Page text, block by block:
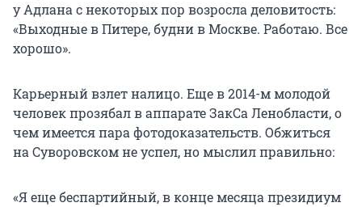
у Адлана с некоторых пор возросла деловитость:
«Выходные в Питере, будни в Москве. Работаю. Все
хорошо».
Карьерный взлет налицо. Еще в 2014-м молодой
человек прозябал в аппарате ЗакСа Ленобласти, о
чем имеется пара фотодоказательств. Обжиться
на Суворовском не успел, но мыслил правильно:
«Я еще беспартийный, в конце месяца президиум